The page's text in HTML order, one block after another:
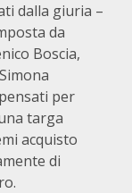
dalla giuria –
da
Boscia,
per
targa
acquisto
di